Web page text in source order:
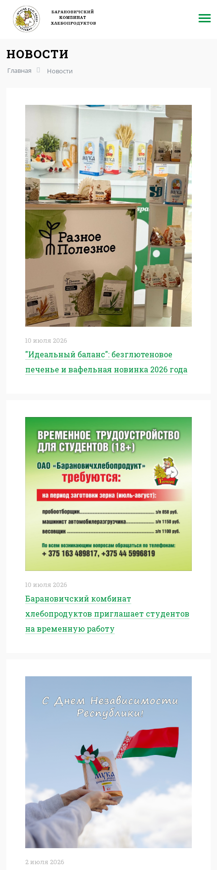
НОВОСТИ
Главная Новости
10 июля 2026
"Идеальный баланс": безглютеновое
печенье и вафельная новинка 2026 года
10 июля 2026
Барановичский комбинат
хлебопродуктов приглашает студентов
на временную работу
2 июля 2026